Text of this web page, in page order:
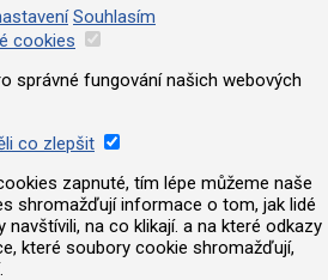
Souhlasím
cookies
správné fungování našich webových
co zlepšit
zapnuté, tím lépe můžeme naše
shromažďují informace o tom, jak lidé
navštívili, na co klikají. a na které odkazy
které soubory cookie shromažďují,